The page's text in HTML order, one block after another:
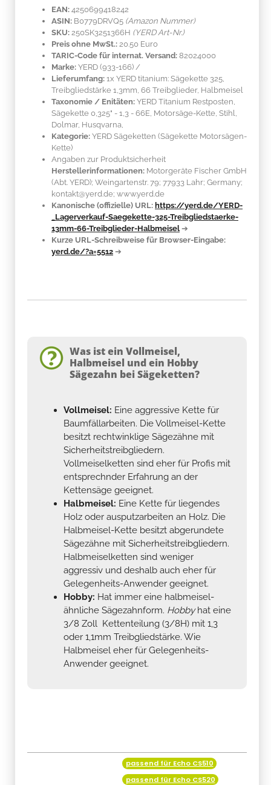
EAN: 4250699418242
ASIN: B0779DRVQ5 (Amazon Nummer)
SKU: 250SK3251366H (YERD Art-Nr.)
Preis ohne MwSt.: 20.50 Euro
TARIC-Code für internat. Versand: 82024000
Marke: YERD (933-166) /
Lieferumfang: 1x YERD titanium: Sägekette 325,
Treibgliedstärke 1,3mm, 66 Treibglieder, Halbmeisel
Taxonomie / Enitäten: YERD Titanium Restposten,
Sägekette 0,325" - 1,3 - 66E, Motorsäge-Kette, Stihl,
Dolmar, Husqvarna,
Kategorie: YERD Sägeketten (Sägekette Motorsägen-
Kette)
Angaben zur Produktsicherheit
Herstellerinformationen: Motorgeräte Fischer GmbH
(Abt. YERD); Weingartenstr. 79; 77933 Lahr; Germany;
kontakt@yerd.de; www.yerd.de
Kanonische (offizielle) URL: https://yerd.de/YERD-
_Lagerverkauf-Saegekette-325-Treibgliedstaerke-
13mm-66-Treibglieder-Halbmeisel ➔
Kurze URL-Schreibweise für Browser-Eingabe:
yerd.de/?a=5512 ➔
Was ist ein Vollmeisel,
Halbmeisel und ein Hobby
Sägezahn bei Sägeketten?
Vollmeisel: Eine aggressive Kette für
Baumfällarbeiten. Die Vollmeisel-Kette
besitzt rechtwinklige Sägezähne mit
Sicherheitstreibgliedern.
Vollmeiselketten sind eher für Profis mit
entsprechnder Erfahrung an der
Kettensäge geeignet.
Halbmeisel: Eine Kette für liegendes
Holz oder ausputzarbeiten an Holz. Die
Halbmeisel-Kette besitzt abgerundete
Sägezähne mit Sicherheitstreibgliedern.
Halbmeiselketten sind weniger
aggressiv und deshalb auch eher für
Gelegenheits-Anwender geeignet.
Hobby: Hat immer eine halbmeisel-
ähnliche Sägezahnform. Hobbyhat eine
3/8 Zoll Kettenteilung (3/8H) mit 1,3
oder 1,1mm Treibgliedstärke. Wie
Halbmeisel eher für Gelegenheits-
Anwender geeignet.
Produkteigenschaft passend für Echo CS510
passend für Echo CS520